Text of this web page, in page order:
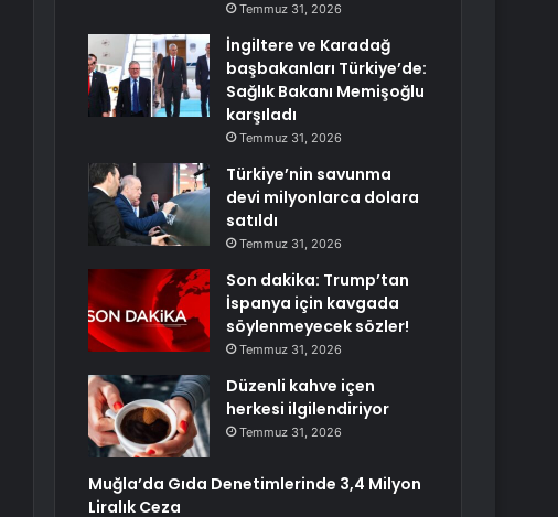
Temmuz 31, 2026
İngiltere ve Karadağ
başbakanları Türkiye’de:
Sağlık Bakanı Memişoğlu
karşıladı
Temmuz 31, 2026
Türkiye’nin savunma
devi milyonlarca dolara
satıldı
Temmuz 31, 2026
Son dakika: Trump’tan
İspanya için kavgada
söylenmeyecek sözler!
Temmuz 31, 2026
Düzenli kahve içen
herkesi ilgilendiriyor
Temmuz 31, 2026
Muğla’da Gıda Denetimlerinde 3,4 Milyon
Liralık Ceza